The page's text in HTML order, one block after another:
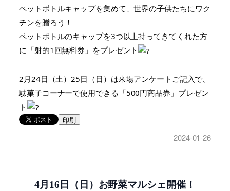
ペットボトルキャップを集めて、世界の子供たちにワク
チンを贈ろう！
ペットボトルのキャップを3つ以上持ってきてくれた方
に「射的1回無料券」をプレゼント
2月24日（土）25日（日）は来場アンケートご記入で、
駄菓子コーナーで使用できる 「500円商品券」プレゼン
ト
印刷
2024-01-26
4月16日（日）お野菜マルシェ開催！